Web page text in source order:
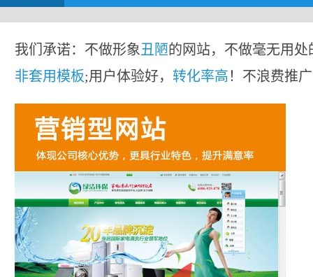
我们承诺：不做形象丑陋的网站，不做毫无用处
非套用模板;用户体验好， 转化率高！不浪费推